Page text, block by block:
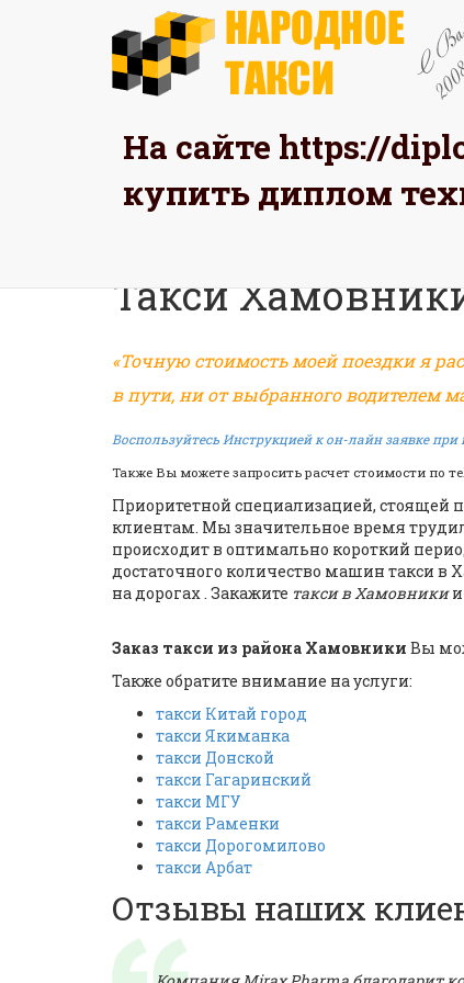
На сайте https://
купить диплом
Такси
«Точную стоимость моей поездки я
в пути, ни от выбранного водителем
Воспользуйтесь Инструкцией к он-лайн заявке
Также Вы можете запросить расчет стоимости по
Приоритетной специализацией, стоящей
клиентам. Мы значительное время
происходит в оптимально короткий
достаточного количество машин такси
на дорогах . Закажите такси в Хамовникии
Заказ такси из района Хамовники Вы
Также обратите внимание на услуги:
такси Китай город
такси Якиманка
такси Донской
такси Гагаринский
такси МГУ
такси Раменки
такси Дорогомилово
такси Арбат
Отзывы наших